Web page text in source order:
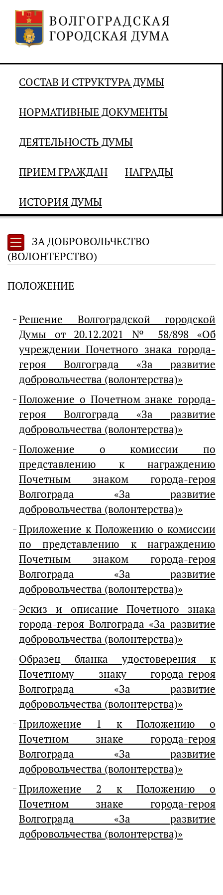
СОСТАВ И СТРУКТУРА ДУМЫ
НОРМАТИВНЫЕ ДОКУМЕНТЫ
ДЕЯТЕЛЬНОСТЬ ДУМЫ
ПРИЕМ ГРАЖДАН НАГРАДЫ
ИСТОРИЯ ДУМЫ
ЗА ДОБРОВОЛЬЧЕСТВО
(ВОЛОНТЕРСТВО)
ПОЛОЖЕНИЕ
Решение Волгоградской городской
Думы от 20.12.2021 № 58/898 «Об
учреждении Почетного знака города-
героя Волгограда «За развитие
добровольчества (волонтерства)»
Положение о Почетном знаке города-
героя Волгограда «За развитие
добровольчества (волонтерства)»
Положение о комиссии по
представлению к награждению
Почетным знаком города-героя
Волгограда «За развитие
добровольчества (волонтерства)»
Приложение к Положению о комиссии
по представлению к награждению
Почетным знаком города-героя
Волгограда «За развитие
добровольчества (волонтерства)»
Эскиз и описание Почетного знака
города-героя Волгограда «За развитие
добровольчества (волонтерства)»
Образец бланка удостоверения к
Почетному знаку города-героя
Волгограда «За развитие
добровольчества (волонтерства)»
Приложение 1 к Положению о
Почетном знаке города-героя
Волгограда «За развитие
добровольчества (волонтерства)»
Приложение 2 к Положению о
Почетном знаке города-героя
Волгограда «За развитие
добровольчества (волонтерства)»